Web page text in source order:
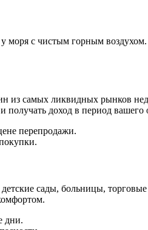
моря с чистым горным
самых ликвидных рынков
получать доход в период вашего
перепродажи.
сады, больницы,
дни.